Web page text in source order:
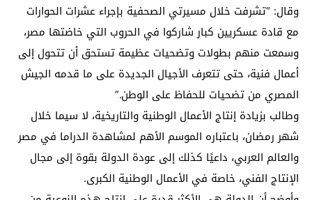
وقال: “تشرفت خلال مسيرتي الصحفية بإجراء عشرات الحوارات
مع قادة عسكريين كبار شاركوا في الحروب التي خاضتها مصر،
وسمعت منهم بطولات وتضحيات عظيمة تستحق أن تتحول إلى
أعمال فنية، حتى تتعرف الأجيال الجديدة على ما قدمه الجيش
المصري من تضحيات للحفاظ على الوطن.”
وطالب بزيادة إنتاج الأعمال الوطنية والتاريخية، لا سيما خلال
شهر رمضان، باعتباره الموسم الأهم لمشاهدة الدراما في مصر
والعالم العربي، داعيًا كذلك إلى عودة الدولة بقوة إلى مجال
الإنتاج الفني، خاصة في الأعمال الوطنية الكبرى.